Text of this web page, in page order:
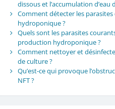
dissous et l’accumulation d’eau
Comment détecter les
hydroponique ?
Quels sont les parasites
production hydroponique ?
Comment nettoyer et
de culture ?
Qu’est-ce qui provoque
NFT ?